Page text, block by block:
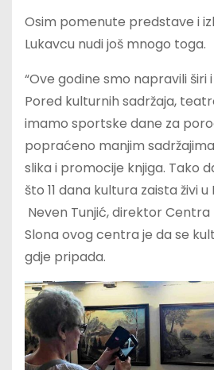
Osim pomenute predstave i
Lukavcu nudi još mnogo toga.
“Ove godine smo napravili širi
Pored kulturnih sadržaja,
imamo sportske dane za
popraćeno manjim
slika i promocije knjiga. Tako
što 11 dana kultura zaista živi
Neven Tunjić, direktor Centra
Slona ovog centra je da se
gdje pripada.